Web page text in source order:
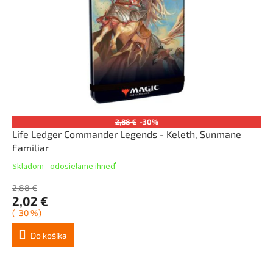
2,88 € -30%
Life Ledger Commander Legends - Keleth, Sunmane
Familiar
Skladom - odosielame ihneď
2,88 €
2,02 €
(-30 %)
Do košíka